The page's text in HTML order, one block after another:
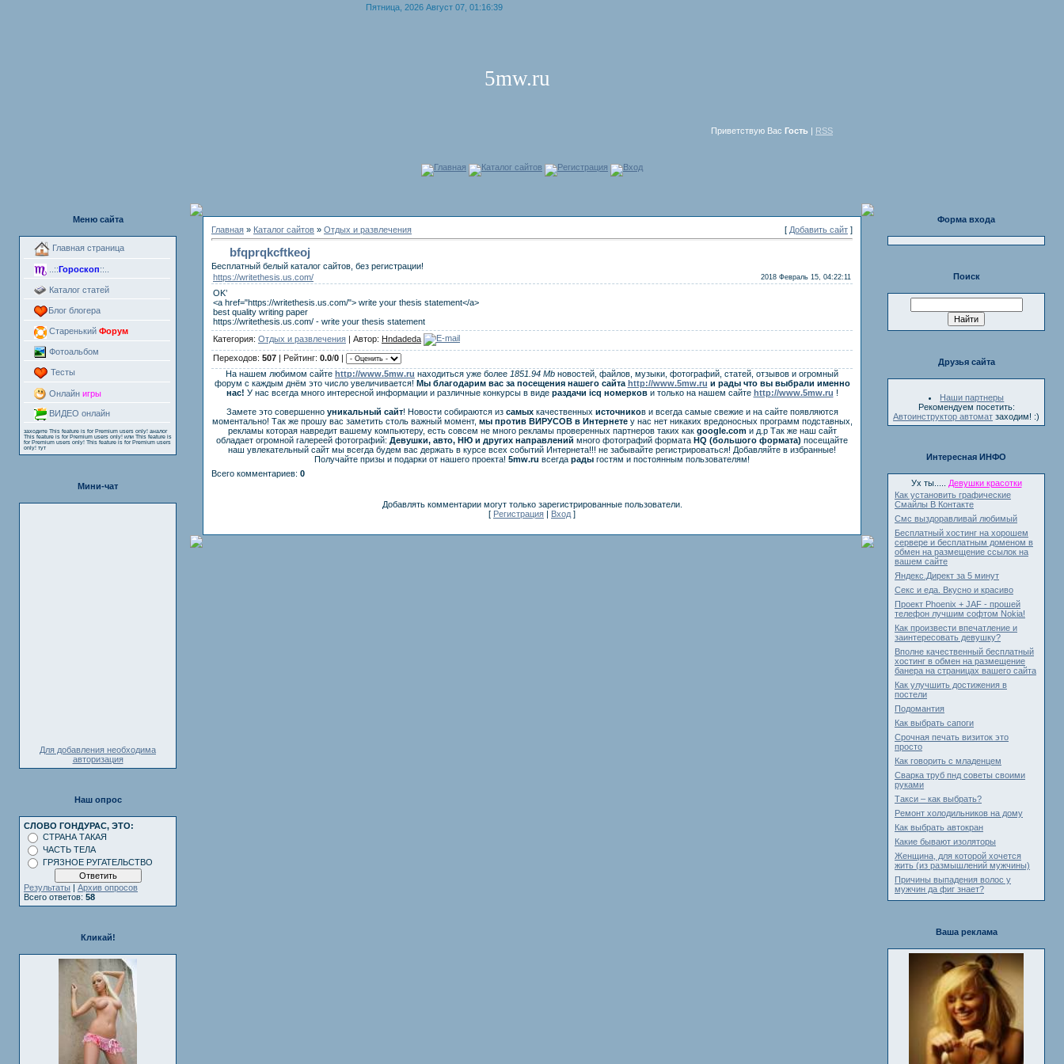
Пятница, 2026 Август 07, 01:16:39
5mw.ru
Приветствую Вас Гость | RSS
Главная Каталог сайтов Регистрация Вход
Меню сайта
Главная страница
..:: Гороскоп::..
Каталог статей
Блог блогера
Старенький Форум
Фотоальбом
Тесты
Онлайн игры
ВИДЕО онлайн
заходите This feature is for Premium users only! аналог
This feature is for Premium users only! или This feature is
for Premium users only! This feature is for Premium users
only! тут
Мини-чат
Для добавления необходима
авторизация
Наш опрос
СЛОВО ГОНДУРАС, ЭТО:
СТРАНА ТАКАЯ
ЧАСТЬ ТЕЛА
ГРЯЗНОЕ РУГАТЕЛЬСТВО
Результаты | Архив опросов
Всего ответов: 58
Кликай!
Главная » Каталог сайтов » Отдых и развлечения [ Добавить сайт ]
bfqprqkcftkeoj
Бесплатный белый каталог сайтов, без регистрации!
https://writethesis.us.com/
2018 Февраль 15, 04:22:11
OK’
<a href="https://writethesis.us.com/"> write your thesis statement</a>
best quality writing paper
https://writethesis.us.com/ - write your thesis statement
Категория: Отдых и развлечения | Автор: Hndadeda
Переходов: 507 | Рейтинг: 0.0/0 |
На нашем любимом сайте http://www.5mw.ru находиться уже более 1851.94 Mb новостей, файлов, музыки, фотографий, статей, отзывов и огромный
форум с каждым днём это число увеличивается! Мы благодарим вас за посещения нашего сайта http://www.5mw.ru и рады что вы выбрали именно
нас! У нас всегда много интересной информации и различные конкурсы в виде раздачи icq номеркови только на нашем сайте http://www.5mw.ru !
Замете это совершенноуникальный сайт! Новости собираются из самыхкачественных источников и всегда самые свежие и на сайте появляются
моментально! Так же прошу вас заметить столь важный момент, мы против ВИРУСОВ в Интернетеу нас нет никаких вредоносных программ подставных,
рекламы которая навредит вашему компьютеру, есть совсем не много рекламы проверенных партнеров таких как google.comи д.р Так же наш сайт
обладает огромной галереей фотографий: Девушки, авто, НЮ и других направлений много фотографий формата HQ (большого формата) посещайте
наш увлекательный сайт мы всегда будем вас держать в курсе всех событий Интернета!!! не забывайте регистрироваться! Добавляйте в избранные!
Получайте призы и подарки от нашего проекта! 5mw.ru всегда рады гостям и постоянным пользователям!
Всего комментариев: 0
Добавлять комментарии могут только зарегистрированные пользователи.
[ Регистрация | Вход ]
Форма входа
Поиск
Друзья сайта
Наши партнеры
Рекомендуем посетить:
Автоинструктор автомат заходим! :)
Интересная ИНФО
Ух ты.....
Девушки красотки
Как установить графические
Смайлы В Контакте
Смс выздоравливай любимый
Бесплатный хостинг на хорошем
сервере и бесплатным доменом в
обмен на размещение ссылок на
вашем сайте
Яндекс.Директ за 5 минут
Секс и еда. Вкусно и красиво
Проект Phoenix + JAF - прошей
телефон лучшим софтом Nokiа!
Как произвести впечатление и
заинтересовать девушку?
Вполне качественный бесплатный
хостинг в обмен на размещение
банера на страницах вашего сайта
Как улучшить достижения в
постели
Подомантия
Как выбрать сапоги
Срочная печать визиток это
просто
Как говорить с младенцем
Сварка труб пнд советы своими
руками
Такси – как выбрать?
Ремонт холодильников на дому
Как выбрать автокран
Какие бывают изоляторы
Женщина, для которой хочется
жить (из размышлений мужчины)
Причины выпадения волос у
мужчин да фиг знает?
Ваша реклама